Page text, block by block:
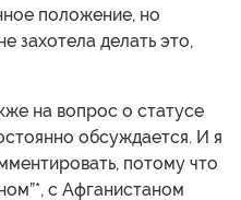
положение, но
захотела делать это,
на вопрос о статусе
обсуждается. И я
потому что
с Афганистаном